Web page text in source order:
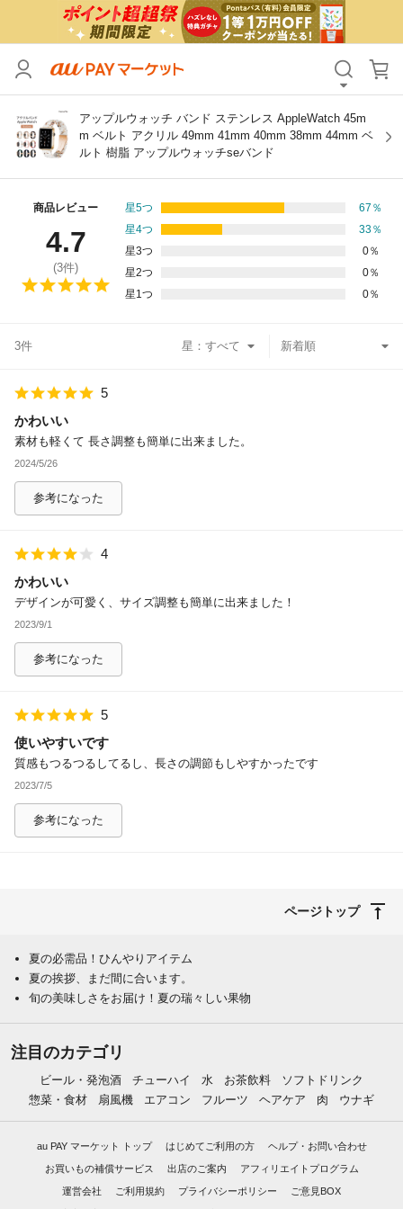
アップルウォッチ バンド ステンレス AppleWatch 45m
m ベルト アクリル 49mm 41mm 40mm 38mm 44mm ベ
ルト 樹脂 アップルウォッチseバンド
商品レビュー
4.7
(3件)
星5つ 67 ％
星4つ
33％
星3つ
0％
星2つ
0％
星1つ
0％
3件 星：
5
かわいい
素材も軽くて 長さ調整も簡単に出来ました。
2024/5/26
参考になった
4
かわいい
デザインが可愛く、サイズ調整も簡単に出来ました！
2023/9/1
参考になった
5
使いやすいです
質感もつるつるしてるし、長さの調節もしやすかったです
2023/7/5
参考になった
ページトップ
夏の必需品！ひんやりアイテム
夏の挨拶、まだ間に合います。
旬の美味しさをお届け！夏の瑞々しい果物
注目のカテゴリ
ビール・発泡酒 チューハイ 水 お茶飲料
ソフトドリンク
惣菜・食材
扇風機 エアコン フルーツ ヘアケア 肉 ウナギ
au PAY マーケット トップ はじめてご利用の方 ヘルプ・お問い合わせ
お買いもの補償サービス 出店のご案内 アフィリエイトプログラム
運営会社 ご利用規約 プライバシーポリシー ご意見BOX
カテゴリ すべて
価格 すべて
支払い方法
その他の条件
送料無料
Pontaパス特典対象すべて
除外ワード